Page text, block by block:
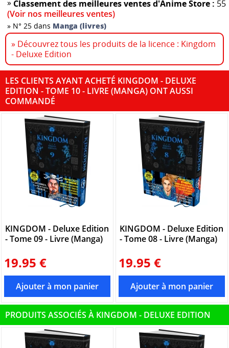
» Classement des meilleures ventes d'Anime Store : 55
(Voir nos meilleures ventes)
» N° 25 dans Manga (livres)
» Découvrez tous les produits de la licence : Kingdom
- Deluxe Edition
LES CLIENTS AYANT ACHETÉ KINGDOM - DELUXE
EDITION - TOME 10 - LIVRE (MANGA) ONT AUSSI
COMMANDÉ
KINGDOM - Deluxe Edition
- Tome 09 - Livre (Manga)
19.95 €
KINGDOM - Deluxe Edition
- Tome 08 - Livre (Manga)
19.95 €
PRODUITS ASSOCIÉS À KINGDOM - DELUXE EDITION